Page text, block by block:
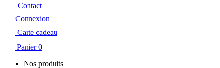
Contact
Connexion
Carte cadeau
Panier 0
Nos produits